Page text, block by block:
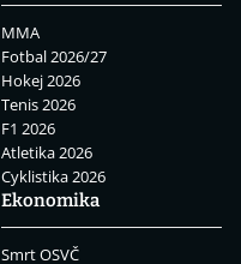
MMA
Fotbal 2026/27
Hokej 2026
Tenis 2026
F1 2026
Atletika 2026
Cyklistika 2026
Ekonomika
Smrt OSVČ